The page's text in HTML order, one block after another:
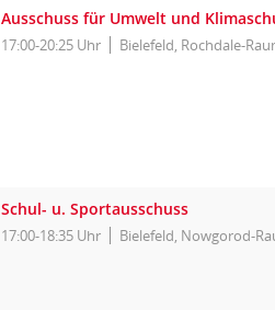
Ausschuss für Umwelt und
17:00-20:25 Uhr Bielefeld, Rochdale-
Schul- u. Sportausschuss
17:00-18:35 Uhr Bielefeld, Nowgorod-